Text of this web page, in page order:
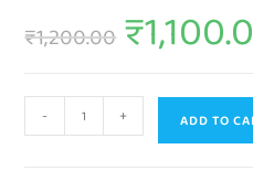
₹1,200.00 ₹
- + ADD TO